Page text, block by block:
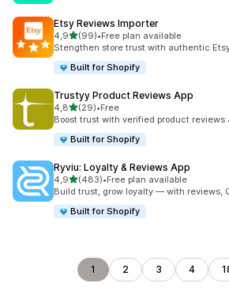
Etsy Reviews Importer
4,9na 5 gwiazdek
(99)
Łączna liczba recenzji: 99
•Free plan available
Stengthen store trust with authentic
Built for Shopify
Trustyy Product Reviews App
4,8na 5 gwiazdek
(29)
Łączna liczba recenzji: 29
•Free
Boost trust with verified product reviews
Built for Shopify
Ryviu: Loyalty & Reviews App
4,9na 5 gwiazdek
(483)
Łączna liczba recenzji: 483
•Free plan available
Build trust, grow loyalty — with reviews,
Built for Shopify
1 2 3 4